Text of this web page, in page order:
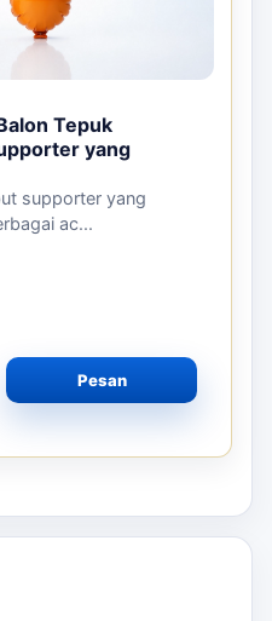
Tepuk
yang
supporter yang
ac...
Pesan